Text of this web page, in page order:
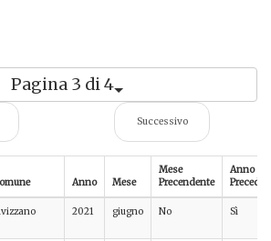
Pagina 3 di 4
Successivo
Anno Mese
Mese
Precendente
Anno
2021 giugno No Sì